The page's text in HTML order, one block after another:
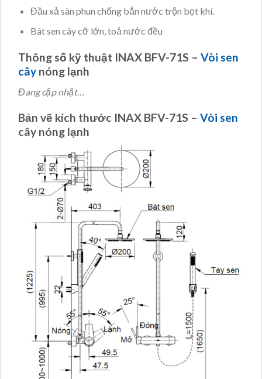
Đầu xả sàn phun chống bắn nước trộn bọt khí.
Bát sen cây cỡ lớn, toả nước đều
Thông số kỹ thuật INAX BFV-71S – Vòi sen
cây nóng lạnh
Đang cập nhật…
Bản vẽ kích thước INAX BFV-71S – Vòi sen
cây nóng lạnh